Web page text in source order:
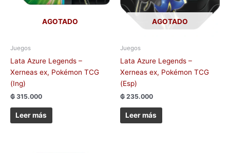
AGOTADO
Juegos
Lata Azure Legends –
Xerneas ex, Pokémon TCG
(Ing)
₲ 315.000
Leer más
AGOTADO
Juegos
Lata Azure Legends –
Xerneas ex, Pokémon TCG
(Esp)
₲ 235.000
Leer más